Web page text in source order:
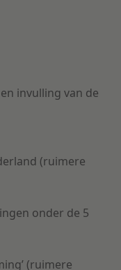
invulling van de
(ruimere
onder de 5
(ruimere